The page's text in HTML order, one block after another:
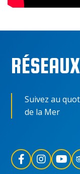
Suivez au
de la Mer